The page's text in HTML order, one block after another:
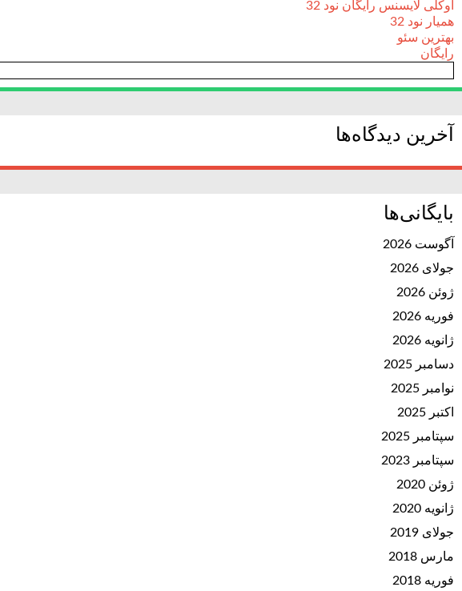
اوکلی لایسنس رایگان نود 32
همیار نود 32
بهترین سئو
رایگان
آخرین دیدگاه‌ها
بایگانی‌ها
آگوست 2026
جولای 2026
ژوئن 2026
فوریه 2026
ژانویه 2026
دسامبر 2025
نوامبر 2025
اکتبر 2025
سپتامبر 2025
سپتامبر 2023
ژوئن 2020
ژانویه 2020
جولای 2019
مارس 2018
فوریه 2018